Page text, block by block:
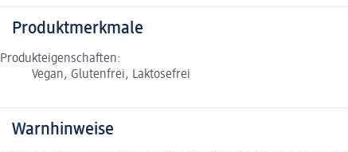
Produktmerkmale
Produkteigenschaften:
Vegan, Glutenfrei, Laktosefrei
Warnhinweise